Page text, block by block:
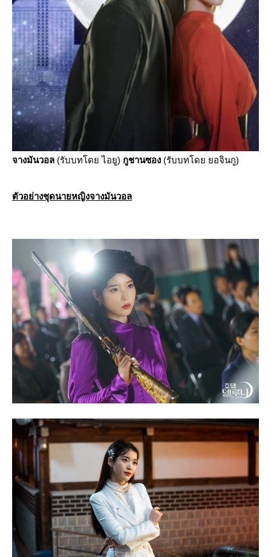
จางมันวอล (รับบทโดย ไอยู) กูชานซอง (รับบทโดย ยอจินกู)
ตัวอย่างชุดนายหญิงจางมันวอล